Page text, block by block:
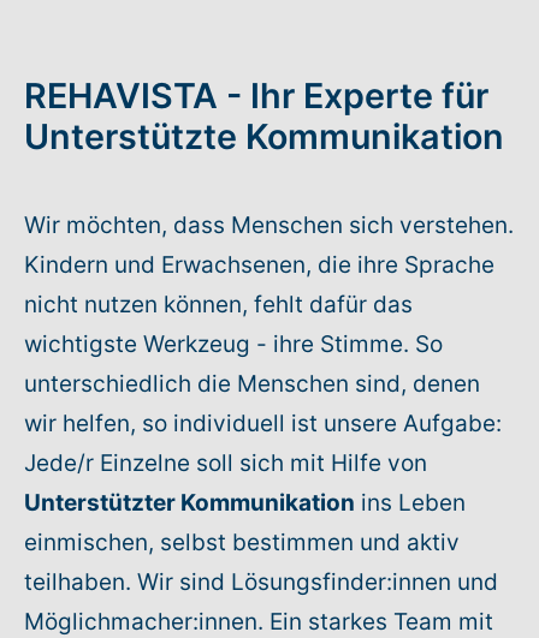
REHAVISTA - Ihr Experte für
Unterstützte Kommunikation
Wir möchten, dass Menschen sich verstehen.
Kindern und Erwachsenen, die ihre Sprache
nicht nutzen können, fehlt dafür das
wichtigste Werkzeug - ihre Stimme. So
unterschiedlich die Menschen sind, denen
wir helfen, so individuell ist unsere Aufgabe:
Jede/r Einzelne soll sich mit Hilfe von
Unterstützter Kommunikation ins Leben
einmischen, selbst bestimmen und aktiv
teilhaben. Wir sind Lösungsfinder:innen und
Möglichmacher:innen. Ein starkes Team mit